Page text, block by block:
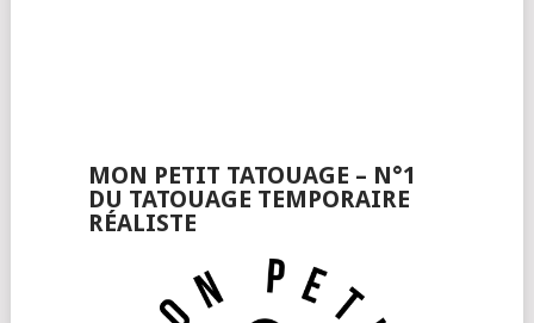
MON PETIT TATOUAGE – N°1
DU TATOUAGE TEMPORAIRE
RÉALISTE